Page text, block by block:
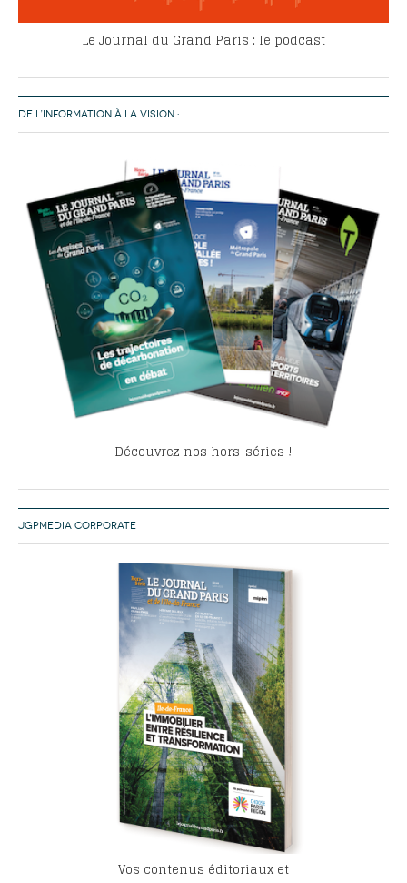
Le Journal du Grand Paris : le podcast
DE L’INFORMATION À LA VISION :
Découvrez nos hors-séries !
JGPMEDIA CORPORATE
Vos contenus éditoriaux et